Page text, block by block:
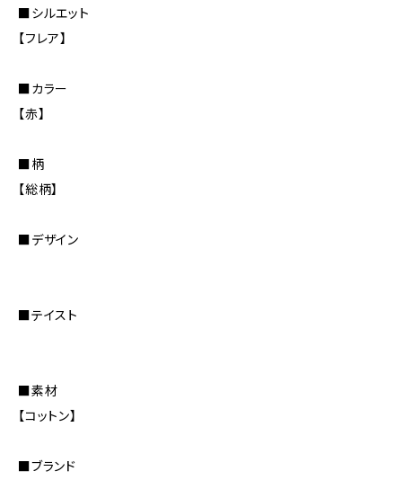
■シルエット
【フレア】
■カラー
【赤】
■柄
【総柄】
■デザイン
■テイスト
■素材
【コットン】
■ブランド